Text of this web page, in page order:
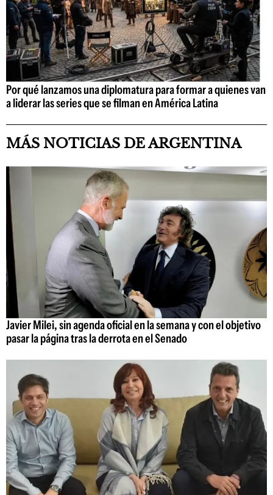
Por qué lanzamos una diplomatura para formar a quienes van
a liderar las series que se filman en América Latina
MÁS NOTICIAS DE ARGENTINA
Javier Milei, sin agenda oficial en la semana y con el objetivo
pasar la página tras la derrota en el Senado